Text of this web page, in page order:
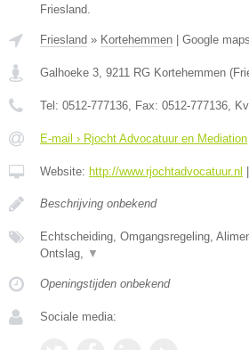
Friesland.
Friesland » Kortehemmen Google maps
Galhoeke 3 9211 RG Kortehemmen (
Tel: 0512-777136 , Fax: 0512-777136 ,
E-mail › Rjocht Advocatuur en Mediation
Website: http://www.rjochtadvocatuur.nl
Beschrijving onbekend
Echtscheiding, Omgangsregeling,
Ontslag,
▼
Openingstijden onbekend
Sociale media: